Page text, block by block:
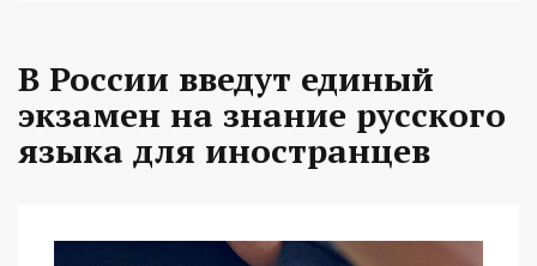
В России введут единый
экзамен на знание русского
языка для иностранцев